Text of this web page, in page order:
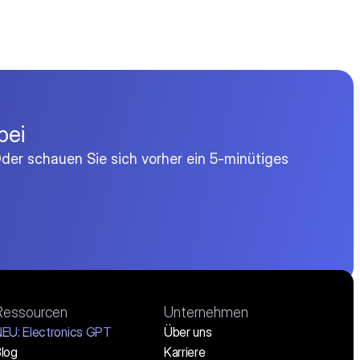
schauen Sie sich vorher ein 5-minütiges
Electronics GPT
Unternehmen
Über uns
Karriere